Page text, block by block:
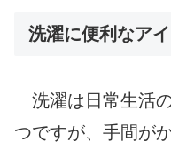
洗濯に便利なア
洗濯は日常生活
つですが、手間が